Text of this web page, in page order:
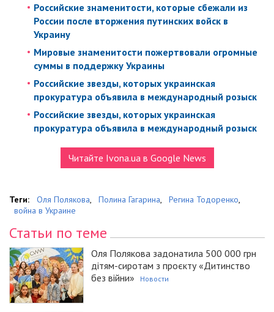
Российские знаменитости, которые сбежали из
России после вторжения путинских войск в
Украину
Мировые знаменитости пожертвовали огромные
суммы в поддержку Украины
Российские звезды, которых украинская
прокуратура объявила в международный розыск
Российские звезды, которых украинская
прокуратура объявила в международный розыск
Читайте Ivona.ua в Google News
Теги: Оля Полякова, Полина Гагарина, Регина Тодоренко,
война в Украине
Статьи по теме
Оля Полякова задонатила 500 000 грн
дітям-сиротам з проєкту «Дитинство
без війни»
Новости